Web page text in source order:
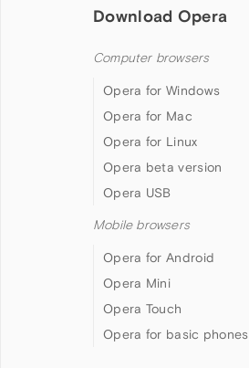
Download Opera
Computer browsers
Opera for Windows
Opera for Mac
Opera for Linux
Opera beta version
Opera USB
Mobile browsers
Opera for Android
Opera Mini
Opera Touch
Opera for basic phones